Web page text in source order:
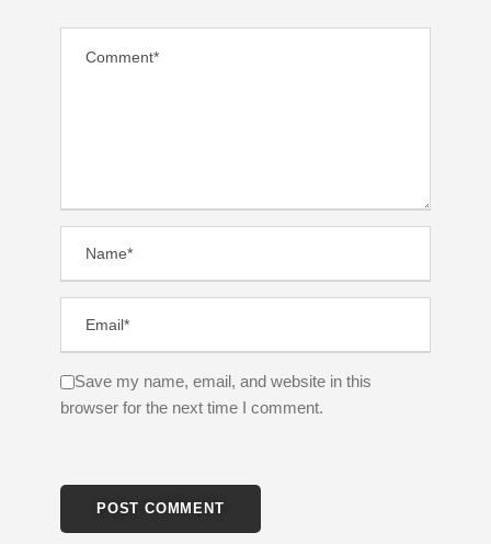
Save my name, email, and website in this
browser for the next time I comment.